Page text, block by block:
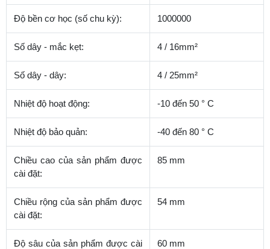
Độ bền cơ học (số chu kỳ): 1000000
Số dây - mắc kẹt: 4 / 16mm²
Số dây - dây: 4 / 25mm²
Nhiệt độ hoạt động: -10 đến 50 ° C
Nhiệt độ bảo quản: -40 đến 80 ° C
Chiều cao của sản phẩm được
cài đặt:
85 mm
Chiều rộng của sản phẩm được
cài đặt:
54 mm
Độ sâu của sản phẩm được cài
60 mm